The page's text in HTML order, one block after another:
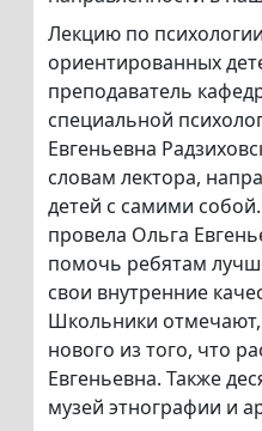
Лекцию по
ориентированных
преподаватель
специальной
Евгеньевна
словам лектора,
детей с самими
провела Ольга
помочь ребятам
свои внутренние
Школьники
нового из того, что
Евгеньевна. Также
музей этнографии и